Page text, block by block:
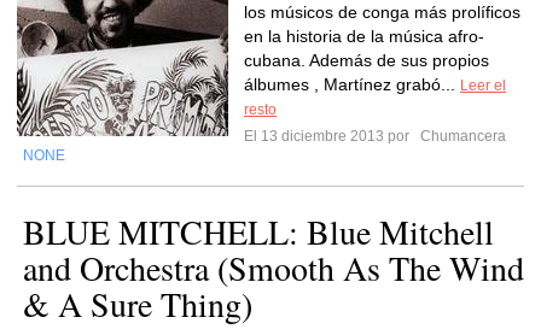
los músicos de conga más prolíficos
en la historia de la música afro-
cubana. Además de sus propios
álbumes , Martínez grabó...
Leer el
resto
El 13 diciembre 2013 por
Chumancera
NONE
BLUE MITCHELL: Blue Mitchell
and Orchestra (Smooth As The Wind
& A Sure Thing)